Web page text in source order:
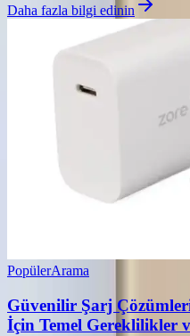
Daha fazla bilgi edinin
PopülerArama
Güvenilir Şarj
İçin Temel Gereklilikler